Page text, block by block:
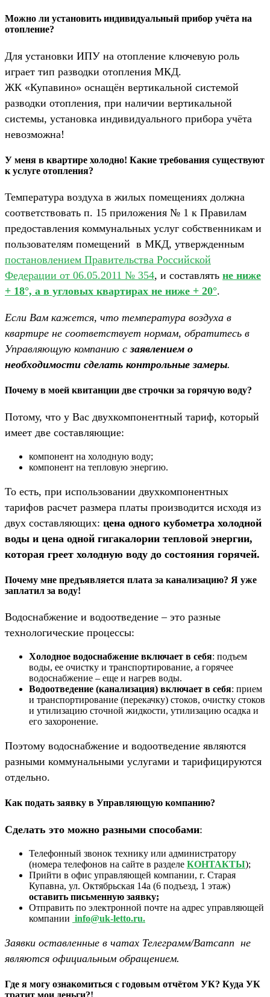
Можно ли установить индивидуальный прибор учёта на
отопление?
Для установки ИПУ на отопление ключевую роль
играет тип разводки отопления МКД.
ЖК «Купавино» оснащён вертикальной системой
разводки отопления, при наличии вертикальной
системы, установка индивидуального прибора учёта
невозможна!
У меня в квартире холодно! Какие требования существуют
к услуге отопления?
Температура воздуха в жилых помещениях должна
соответствовать п. 15 приложения № 1 к Правилам
предоставления коммунальных услуг собственникам и
пользователям помещений в МКД, утвержденным
постановлением Правительства Российской
Федерации от 06.05.2011 № 354, и составлять не ниже
+ 18°, а в угловых квартирах не ниже + 20°.
Если Вам кажется, что температура воздуха в
квартире не соответствует нормам, обратитесь в
Управляющую компанию сзаявлением о
необходимости сделать контрольные замеры.
Почему в моей квитанции две строчки за горячую воду?
Потому, что у Вас двухкомпонентный тариф, который
имеет две составляющие:
компонент на холодную воду;
компонент на тепловую энергию.
То есть, при использовании двухкомпонентных
тарифов расчет размера платы производится исходя из
двух составляющих: цена одного кубометра холодной
воды и цена одной гигакалории тепловой энергии,
которая греет холодную воду до состояния горячей.
Почему мне предъявляется плата за канализацию? Я уже
заплатил за воду!
Водоснабжение и водоотведение – это разные
технологические процессы:
Холодное водоснабжение включает в себя: подъем
воды, ее очистку и транспортирование, а горячее
водоснабжение – еще и нагрев воды.
Водоотведение (канализация) включает в себя: прием
и транспортирование (перекачку) стоков, очистку стоков
и утилизацию сточной жидкости, утилизацию осадка и
его захоронение.
Поэтому водоснабжение и водоотведение являются
разными коммунальными услугами и тарифицируются
отдельно.
Как подать заявку в Управляющую компанию?
Сделать это можно разными способами:
Телефонный звонок технику или администратору
(номера телефонов на сайте в разделе КОНТАКТЫ);
Прийти в офис управляющей компании, г. Старая
Купавна, ул. Октябрьская 14а (6 подъезд, 1 этаж)
оставить письменную заявку;
Отправить по электронной почте на адрес управляющей
компании info@uk-letto.ru.
Заявки оставленные в чатах Телеграмм/Ватсапп не
являются официальным обращением.
Где я могу ознакомиться с годовым отчётом УК? Куда УК
тратит мои деньги?!